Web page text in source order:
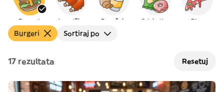
Burgeri Američka Doručak Grickalice Pica
Burgeri Sortiraj po
17 rezultata Resetuj